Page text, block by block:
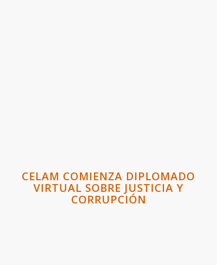
CELAM COMIENZA DIPLOMADO
VIRTUAL SOBRE JUSTICIA Y
CORRUPCIÓN